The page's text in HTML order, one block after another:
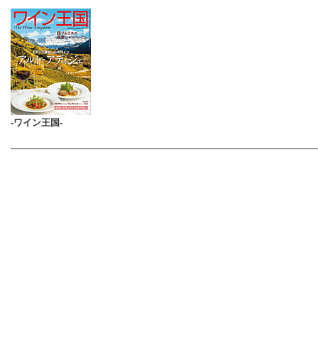
-ワイン王国-